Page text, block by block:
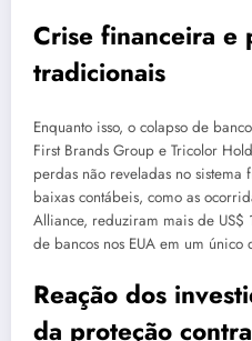
Crise financeira e
tradicionais
Enquanto isso, o colapso de
First Brands Group e Tricolor
perdas não reveladas no
baixas contábeis, como as
Alliance, reduziram mais de
de bancos nos EUA em um único
Reação dos
da proteção